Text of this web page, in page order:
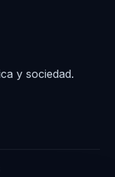
y sociedad.